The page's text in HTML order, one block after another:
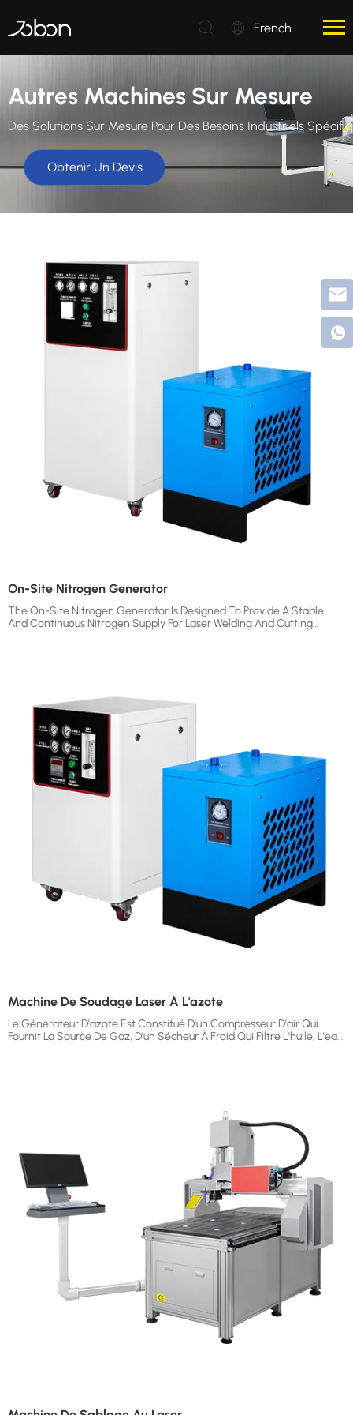
French
Autres Machines Sur Mesure
Des Solutions Sur Mesure Pour Des Besoins Industriels
Obtenir Un Devis
On-Site Nitrogen Generator
The On-Site Nitrogen Generator Is Designed To Provide A Stable
And Continuous Nitrogen Supply For Laser Welding And Cutting
And Nitrogen Storage To Deliver High-Purity Nitrogen From 95% To
99.999%. It Provides A Reliable And Efficient Gas Solution For
Manufacturers Requiring Stable Nitrogen Supply.
Machine De Soudage Laser À L'azote
Le Générateur D'azote Est Constitué D'un Compresseur D'air Qui
Fournit La Source De Gaz, D'un Sécheur À Froid Qui Filtre L'huile, L'eau